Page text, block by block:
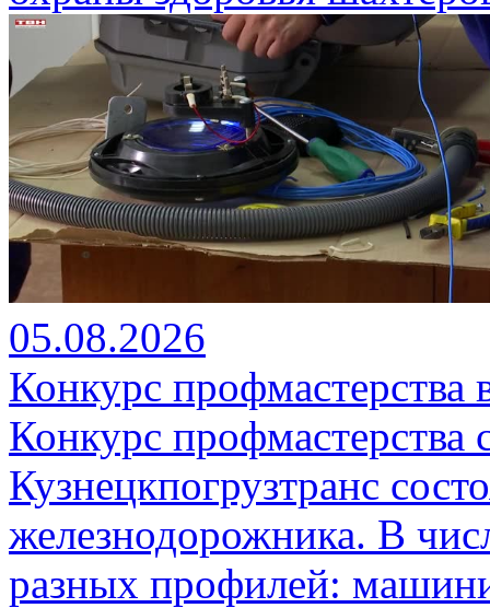
05.08.2026
Конкурс профмастерства
Конкурс профмастерства
Кузнецкпогрузтранс
железнодорожника. В
разных профилей: